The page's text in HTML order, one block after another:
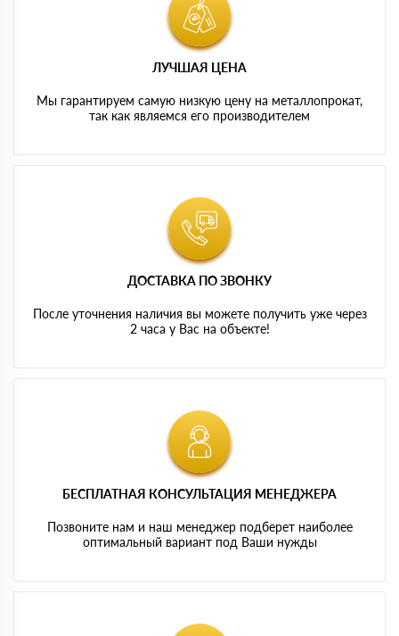
ЛУЧШАЯ ЦЕНА
Мы гарантируем самую низкую цену на металлопрокат,
так как являемся его производителем
ДОСТАВКА ПО ЗВОНКУ
После уточнения наличия вы можете получить уже через
2 часа у Вас на объекте!
БЕСПЛАТНАЯ КОНСУЛЬТАЦИЯ МЕНЕДЖЕРА
Позвоните нам и наш менеджер подберет наиболее
оптимальный вариант под Ваши нужды